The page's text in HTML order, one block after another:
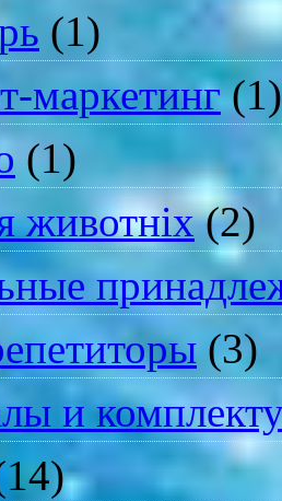
(1)
маркетинг(1)
(1)
животніх(2)
(3)
и